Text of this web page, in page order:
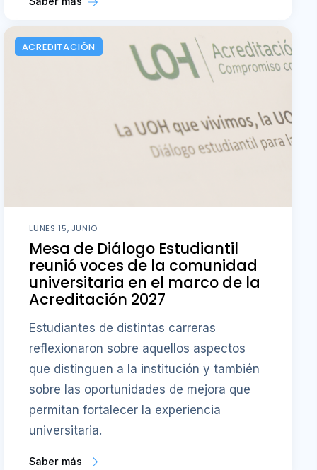
ACREDITACIÓN
LUNES 15, JUNIO
Mesa de Diálogo Estudiantil
reunió voces de la comunidad
universitaria en el marco de la
Acreditación 2027
Estudiantes de distintas carreras
reflexionaron sobre aquellos aspectos
que distinguen a la institución y también
sobre las oportunidades de mejora que
permitan fortalecer la experiencia
universitaria.
Saber más